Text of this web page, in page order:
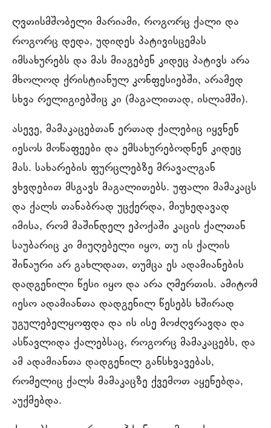
ღვთისმშობელი მარიამი, როგორც ქალი და
როგორც დედა, უდიდეს პატივისცემას
იმსახურებს და მას მიაგებენ კიდეც პატივს არა
მხოლოდ ქრისტიანულ კონფესიებში, არამედ
სხვა რელიგიებშიც კი (მაგალითად, ისლამში).
ასევე, მამაკაცებთან ერთად ქალებიც იყვნენ
იესოს მოწაფეები და ემსახურებოდნენ კიდეც
მას. სახარების ფურცლებზე მრავალგან
ვხვდებით მსგავს მაგალითებს. უფალი მამაკაცს
და ქალს თანაბრად უცქერდა, მიუხედავად
იმისა, რომ მაშინდელ ეპოქაში კაცის ქალთან
საუბარიც კი მიუღებელი იყო, თუ ის ქალის
შინაური არ გახლდათ, თუმცა ეს ადამიანების
დადგენილი წესი იყო და არა ღმერთის. ამიტომ
იესო ადამიანთა დადგენილ წესებს ხშირად
უგულებელყოფდა და ის ისე მოძღვრავდა და
ასწავლიდა ქალებსაც, როგორც მამაკაცებს, და
ამ ადამიანთა დადგენილ განსხვავებას,
რომელიც ქალს მამაკაცზე ქვემოთ აყენებდა,
აუქმებდა.